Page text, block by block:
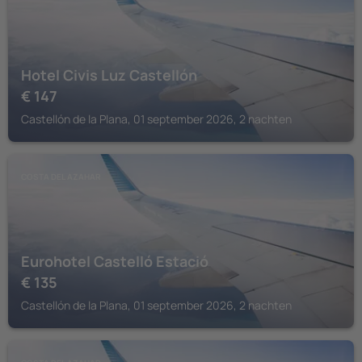
Hotel Civis Luz Castellón
€ 147
Castellón de la Plana, 01 september 2026, 2 nachten
Eurohotel Castelló Estació
€ 135
Castellón de la Plana, 01 september 2026, 2 nachten